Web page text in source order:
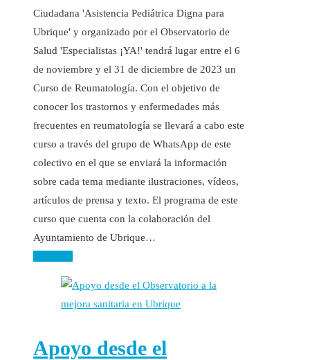
Ciudadana 'Asistencia Pediátrica Digna para
Ubrique' y organizado por el Observatorio de
Salud 'Especialistas ¡YA!' tendrá lugar entre el 6
de noviembre y el 31 de diciembre de 2023 un
Curso de Reumatología. Con el objetivo de
conocer los trastornos y enfermedades más
frecuentes en reumatología se llevará a cabo este
curso a través del grupo de WhatsApp de este
colectivo en el que se enviará la información
sobre cada tema mediante ilustraciones, vídeos,
artículos de prensa y texto. El programa de este
curso que cuenta con la colaboración del
Ayuntamiento de Ubrique…
Apoyo desde el